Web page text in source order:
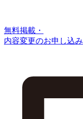
無料掲載・
内容変更のお申し込み